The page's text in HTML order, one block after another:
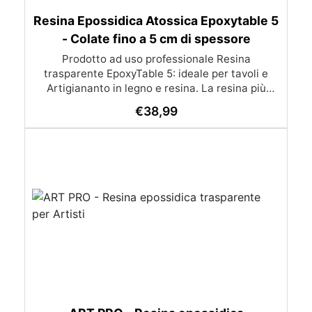
Resina Epossidica Atossica Epoxytable 5
- Colate fino a 5 cm di spessore
Prodotto ad uso professionale Resina
trasparente EpoxyTable 5: ideale per tavoli e
Artigiananto in legno e resina. La resina più
perfetta per colate di alto spessore fino a 5 cm.
Applicazioni Principali: Realizzazione di tavoli in
monete, pietre, ecc) Colate riempitive in
spessore dentro stampi e cassaforme
Caratteristiche principali: ✅ Bassissima
Bassa viscosità per eliminare le bolle d’aria e
€38,99